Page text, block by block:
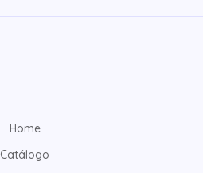
Home
Catálogo